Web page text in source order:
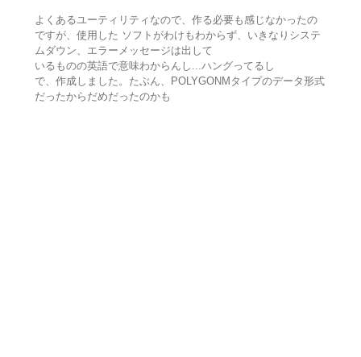
よくあるユーティリティなので、作る必要も感じなかったの
ですが、使用した ソフトがわけもわからず、いきなりシステ
ムダウン、エラーメッセージは出して
いるものの英語で意味わからんし...ハングってるし
で、作成しました。たぶん、POLYGONMタイプのデータ形式
だったからだめだったのかも